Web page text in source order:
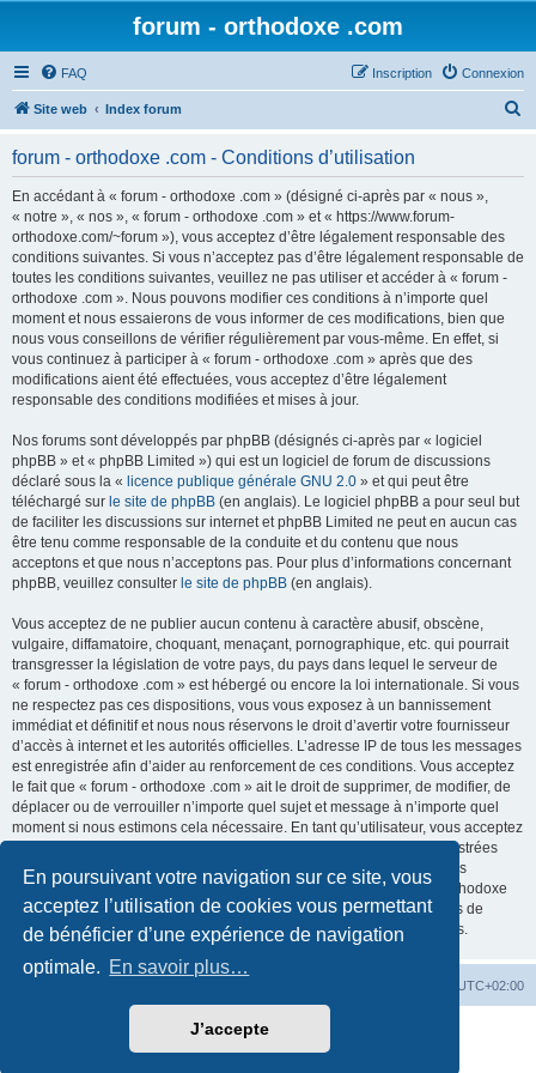
En poursuivant votre navigation sur ce site, vous
acceptez l’utilisation de cookies vous permettant
de bénéficier d’une expérience de navigation
optimale. En savoir plus…
J’accepte
forum - orthodoxe .com
FAQ Connexion
Inscription
Site web Index forum
forum - orthodoxe .com - Conditions d’utilisation
En accédant à « forum - orthodoxe .com » (désigné ci-après par « nous »,
« notre », « nos », « forum - orthodoxe .com » et « https://www.forum-
orthodoxe.com/~forum »), vous acceptez d’être légalement responsable des
conditions suivantes. Si vous n’acceptez pas d’être légalement responsable de
toutes les conditions suivantes, veuillez ne pas utiliser et accéder à « forum -
orthodoxe .com ». Nous pouvons modifier ces conditions à n’importe quel
moment et nous essaierons de vous informer de ces modifications, bien que
nous vous conseillons de vérifier régulièrement par vous-même. En effet, si
vous continuez à participer à « forum - orthodoxe .com » après que des
modifications aient été effectuées, vous acceptez d’être légalement
responsable des conditions modifiées et mises à jour.
Nos forums sont développés par phpBB (désignés ci-après par « logiciel
phpBB » et « phpBB Limited ») qui est un logiciel de forum de discussions
déclaré sous la « licence publique générale GNU 2.0 » et qui peut être
téléchargé sur le site de phpBB (en anglais). Le logiciel phpBB a pour seul but
de faciliter les discussions sur internet et phpBB Limited ne peut en aucun cas
être tenu comme responsable de la conduite et du contenu que nous
acceptons et que nous n’acceptons pas. Pour plus d’informations concernant
phpBB, veuillez consulter le site de phpBB (en anglais).
Vous acceptez de ne publier aucun contenu à caractère abusif, obscène,
vulgaire, diffamatoire, choquant, menaçant, pornographique, etc. qui pourrait
transgresser la législation de votre pays, du pays dans lequel le serveur de
« forum - orthodoxe .com » est hébergé ou encore la loi internationale. Si vous
ne respectez pas ces dispositions, vous vous exposez à un bannissement
immédiat et définitif et nous nous réservons le droit d’avertir votre fournisseur
d’accès à internet et les autorités officielles. L’adresse IP de tous les messages
est enregistrée afin d’aider au renforcement de ces conditions. Vous acceptez
le fait que « forum - orthodoxe .com » ait le droit de supprimer, de modifier, de
déplacer ou de verrouiller n’importe quel sujet et message à n’importe quel
moment si nous estimons cela nécessaire. En tant qu’utilisateur, vous acceptez
que toutes les informations que vous avez renseignées soient enregistrées
dans notre base de données. Bien que ces informations ne seront pas
diffusées à une tierce partie sans votre consentement, ni « forum - orthodoxe
.com », ni phpBB, ne pourront être tenus comme responsables en cas de
tentative de piratage informatique visant à compromettre vos données.
UTC+02:00
phpBB® Forum Software © phpBB Limited
©